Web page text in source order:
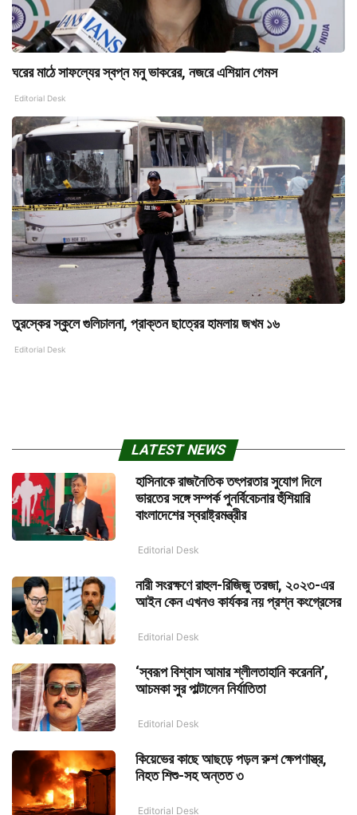
ঘরের মাঠে সাফল্যের স্বপ্ন মনু ভাকরের, নজরে এশিয়ান গেমস
Editorial Desk
তুরস্কের স্কুলে গুলিচালনা, প্রাক্তন ছাত্রের হামলায় জখম ১৬
Editorial Desk
LATEST NEWS
হাসিনাকে রাজনৈতিক তৎপরতার সুযোগ দিলে
ভারতের সঙ্গে সম্পর্ক পুনর্বিবেচনার হুঁশিয়ারি
বাংলাদেশের স্বরাষ্ট্রমন্ত্রীর
Editorial Desk
নারী সংরক্ষণে রাহুল-রিজিজু তরজা, ২০২৩-এর
আইন কেন এখনও কার্যকর নয় প্রশ্ন কংগ্রেসের
Editorial Desk
‘স্বরূপ বিশ্বাস আমার শ্লীলতাহানি করেননি’,
আচমকা সুর পাল্টালেন নির্যাতিতা
Editorial Desk
কিয়েভের কাছে আছড়ে পড়ল রুশ ক্ষেপণাস্ত্র,
নিহত শিশু-সহ অন্তত ৩
Editorial Desk